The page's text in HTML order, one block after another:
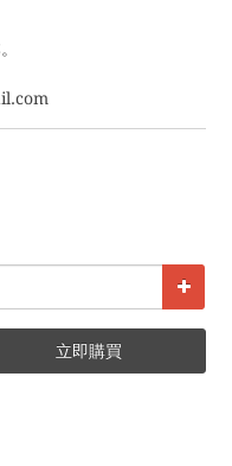
立即購買